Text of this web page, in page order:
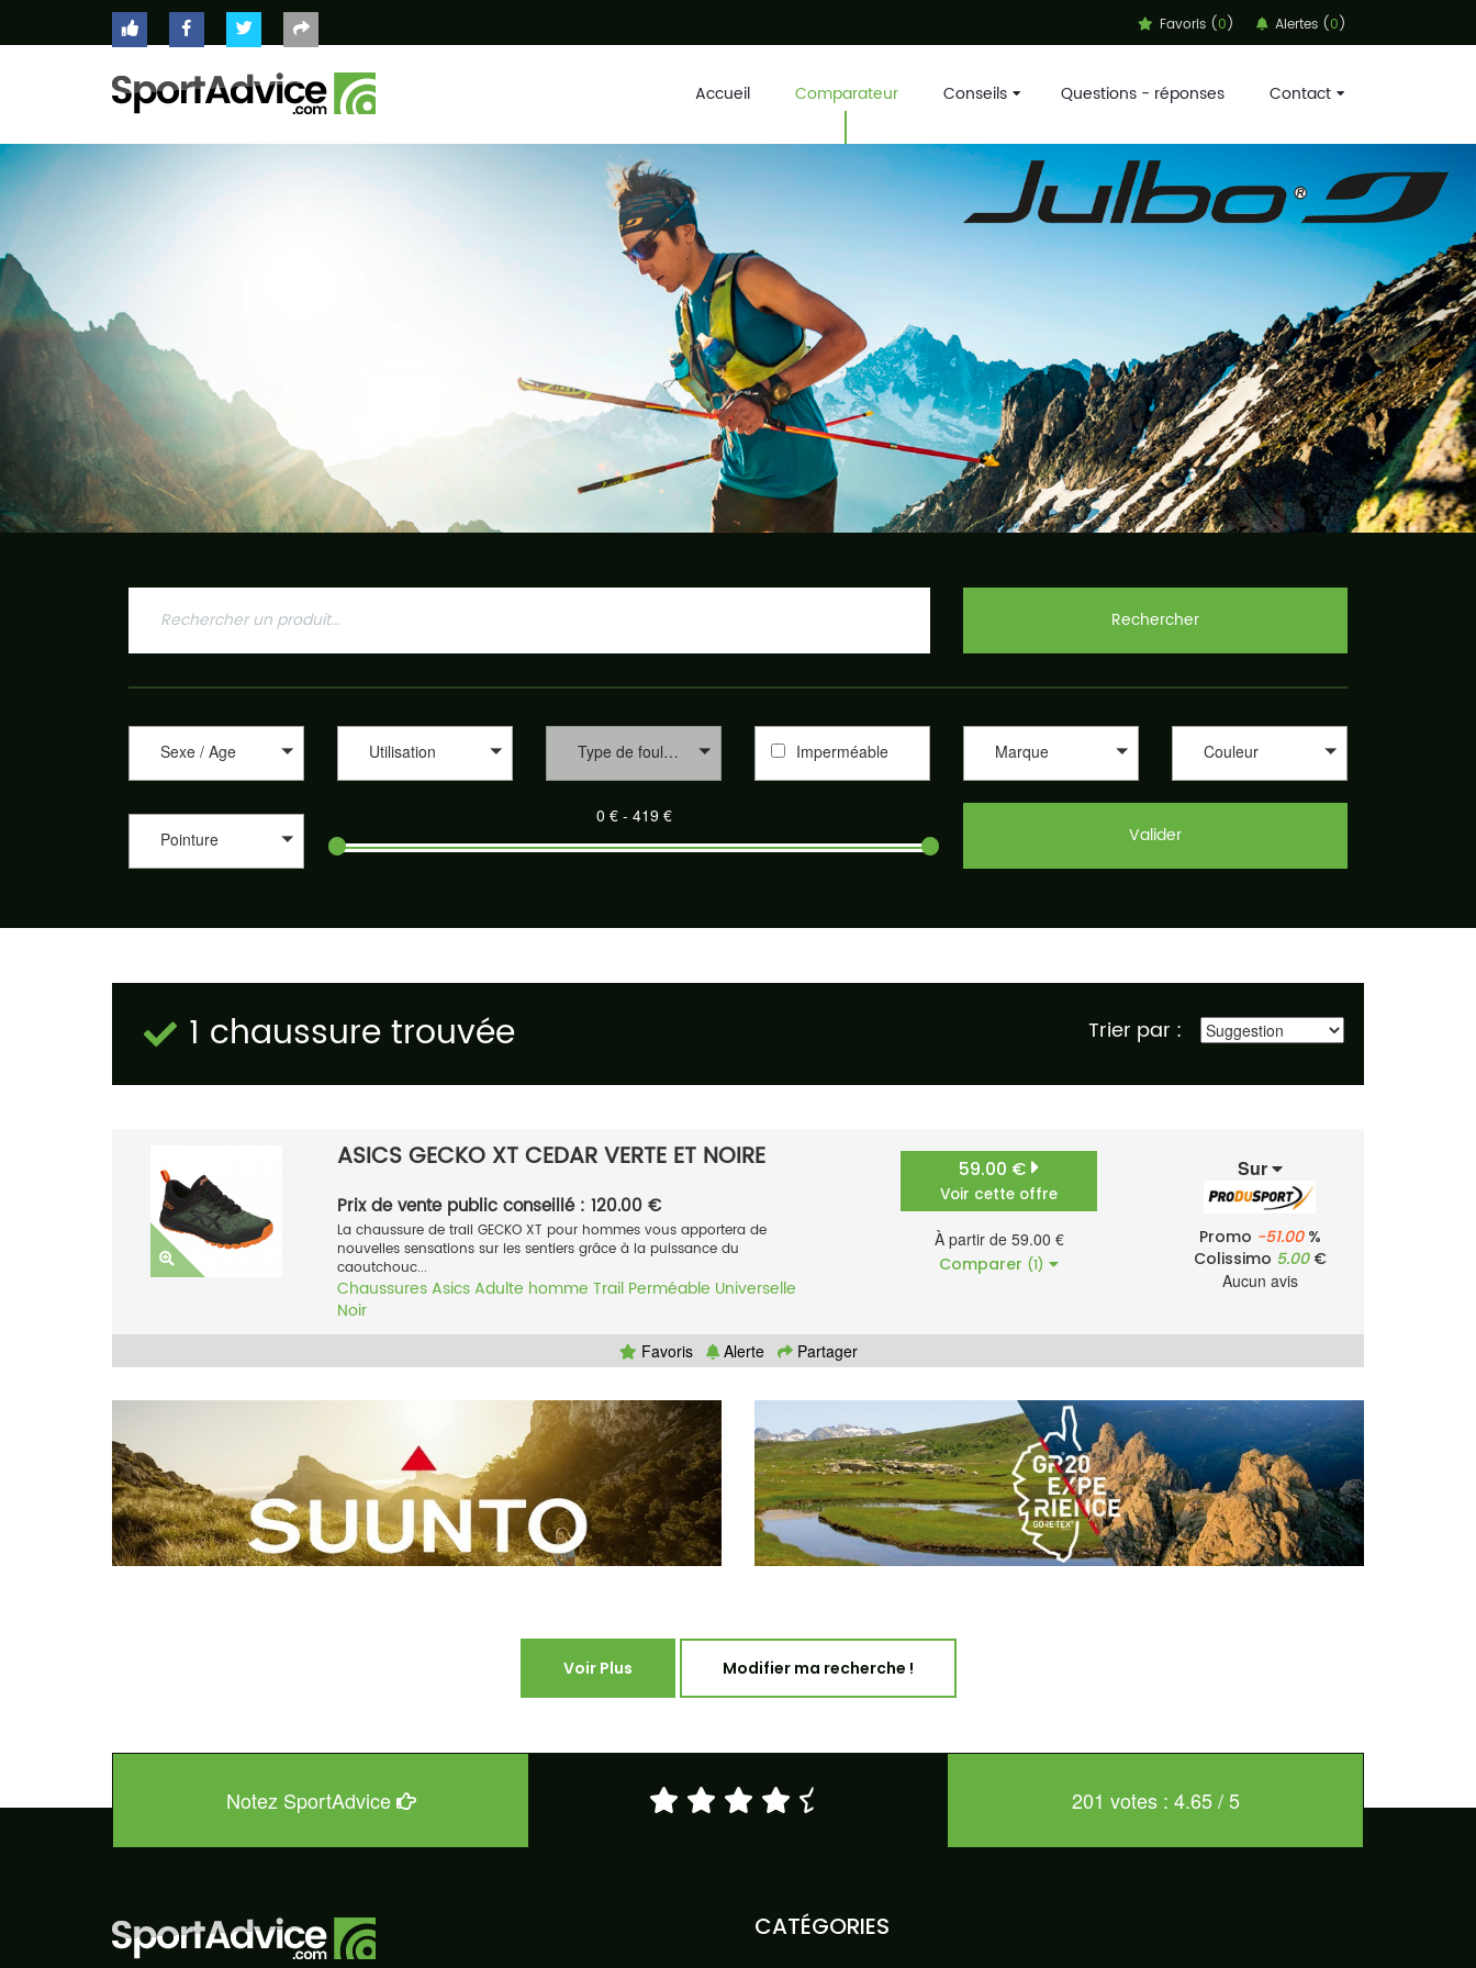
Favoris (0) Alertes (0)
Accueil Comparateur Conseils Questions - réponses Contact
ACCUEIL
CONSEILS
CONTACT
Rechercher
Sexe / Age Utilisation Type de foulée Imperméable Marque Couleur
Pointure Valider
1 chaussure trouvée Trier par :
ASICS GECKO XT CEDAR VERTE ET NOIRE
Prix de vente public conseillé : 120.00 €
La chaussure de trail GECKO XT pour hommes vous apportera de
nouvelles sensations sur les sentiers grâce à la puissance du
caoutchouc...
ChaussuresAsicsAdulte homme Trail Perméable Universelle
Noir
59.00 €
Voir cette offre
À partir de 59.00 €
Comparer (1)
Sur
Promo -51.00%
Colissimo 5.00€
Aucun avis
Favoris Alerte Partager
Voir Plus Modifier ma recherche !
Notez SportAdvice 201 votes : 4.65 / 5
CATÉGORIES